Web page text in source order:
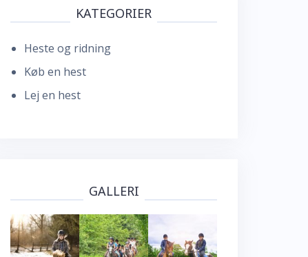
KATEGORIER
Heste og ridning
Køb en hest
Lej en hest
GALLERI